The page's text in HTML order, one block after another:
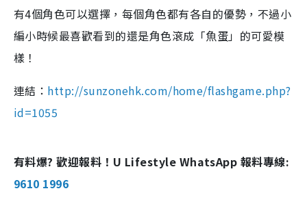
有4個角色可以選擇，每個角色都有各自的優勢，不過小
編小時候最喜歡看到的還是角色滾成「魚蛋」的可愛模
樣！
連結： http://sunzonehk.com/home/flashgame.php?
id=1055
有料爆? 歡迎報料！U Lifestyle WhatsApp 報料專線:
9610 1996